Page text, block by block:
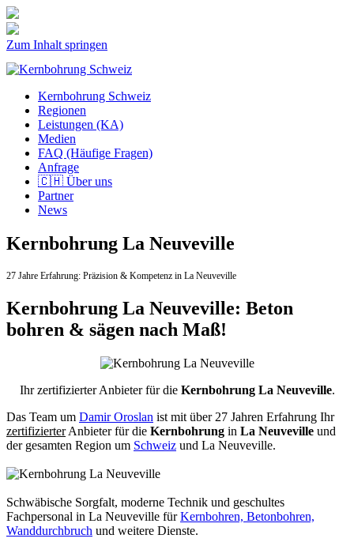
Zum Inhalt springen
Kernbohrung Schweiz
Regionen
Leistungen (KA)
Medien
FAQ (Häufige Fragen)
Anfrage
🇨🇭 Über uns
Partner
News
Kernbohrung La Neuveville
27 Jahre Erfahrung: Präzision & Kompetenz in La Neuveville
Kernbohrung La Neuveville: Beton
bohren & sägen nach Maß!
Ihr zertifizierter Anbieter für die Kernbohrung La Neuveville.
Das Team um Damir Oroslan ist mit über 27 Jahren Erfahrung Ihr
zertifizierterAnbieter für die Kernbohrung in La Neuveville und
der gesamten Region um Schweiz und La Neuveville.
Schwäbische Sorgfalt, moderne Technik und geschultes
Fachpersonal in La Neuveville fürKernbohren, Betonbohren,
Wanddurchbruch und weitere Dienste.